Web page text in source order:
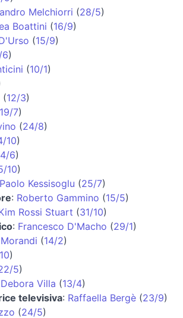
Melchiorri (28/5)
Boattini (16/9)
(15/9)
6)
(10/1)
(12/3)
19/7)
(24/8)
10)
4/6)
10)
Paolo Kessisoglu (25/7)
: Roberto Gammino (15/5)
Rossi Stuart (31/10)
: Francesco D'Macho (29/1)
(14/2)
)
5)
Debora Villa (13/4)
televisiva: Raffaella Bergè (23/9)
(24/5)